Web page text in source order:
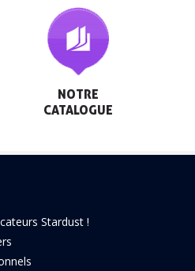
NOTRE
CATALOGUE
Stardust !